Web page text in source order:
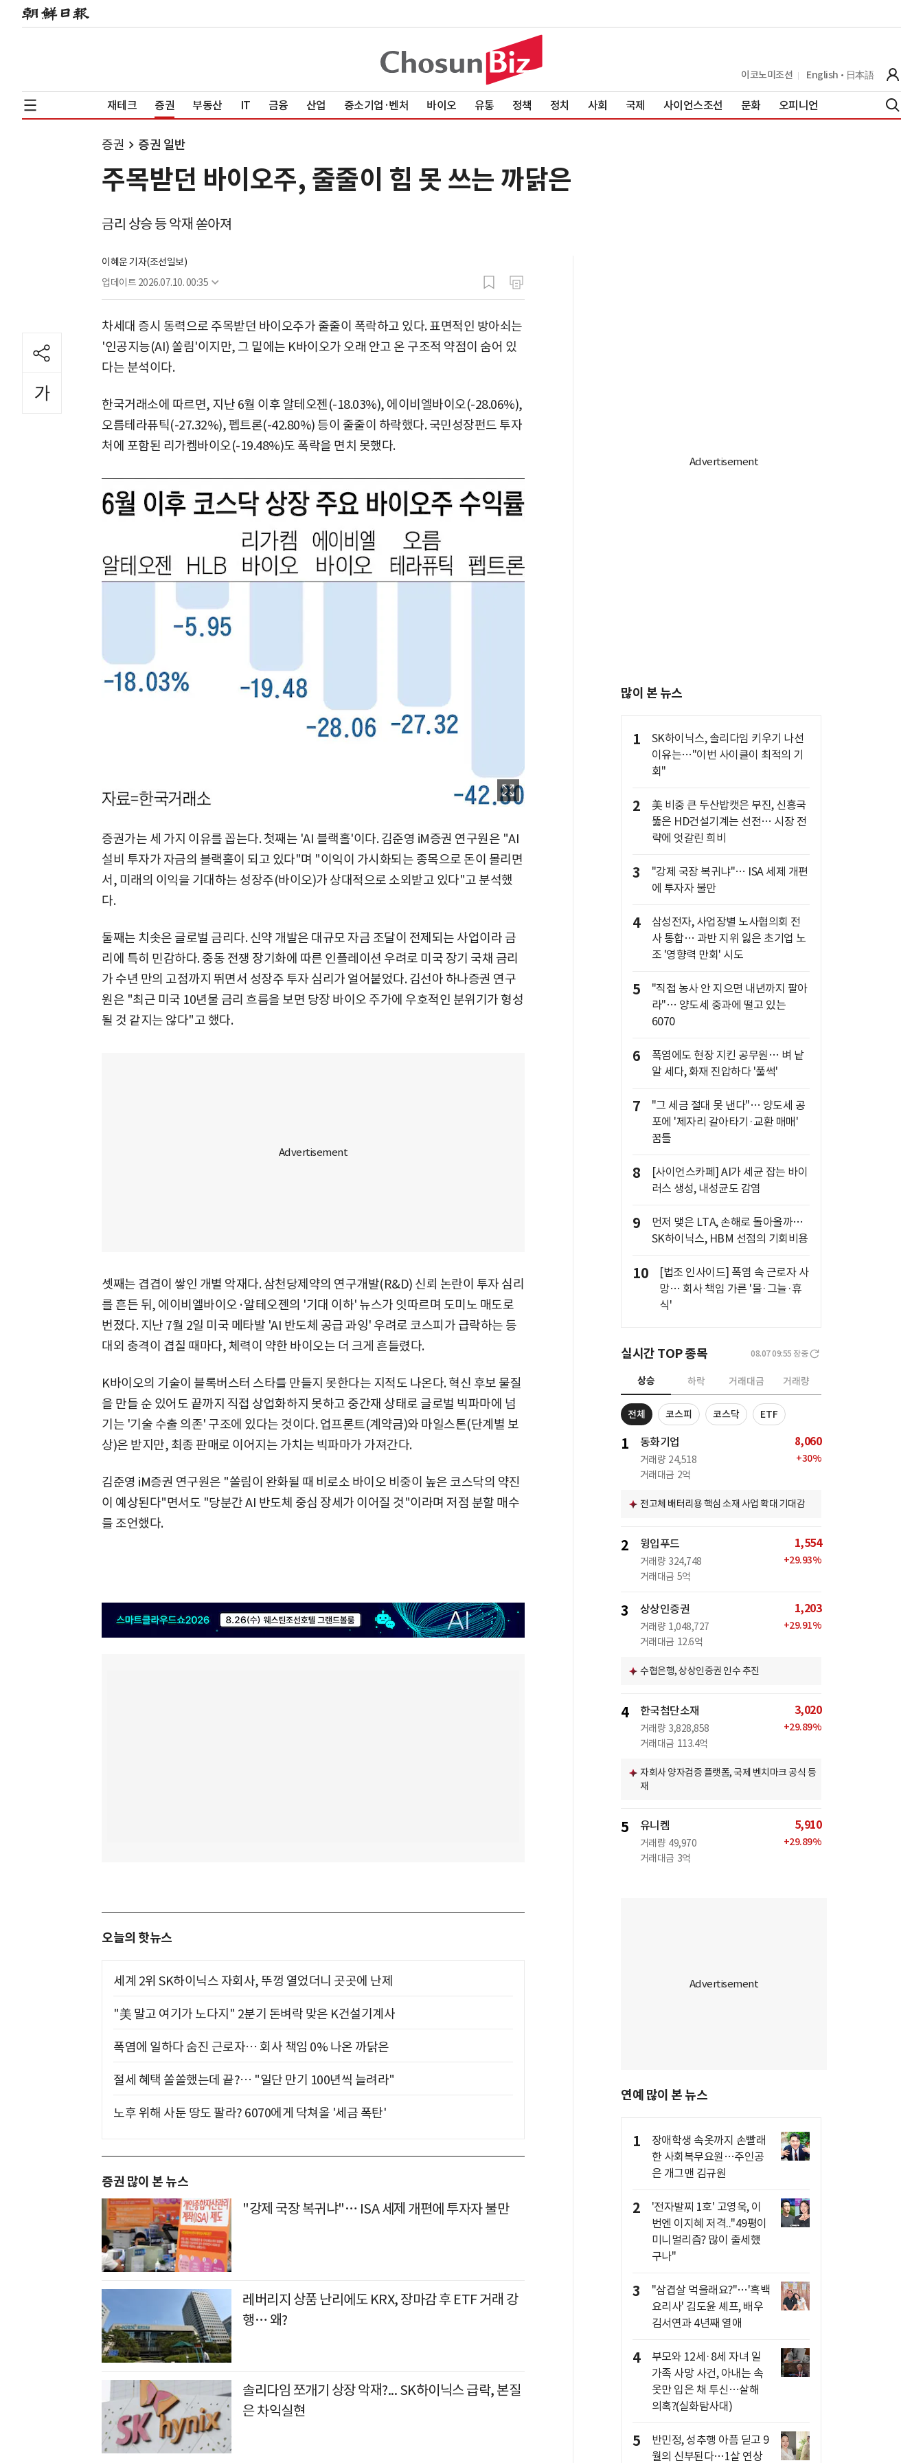
이코노미조선 English 日本語
재테크 증권 부동산 IT 금융 산업 중소기업·벤처 바이오 유통 정책 정치 사회 국제 사이언스조선 문화 오피니언
증권 증권 일반
주목받던 바이오주, 줄줄이 힘 못 쓰는 까닭은
금리 상승 등 악재 쏟아져
이혜운 기자(조선일보)
업데이트 2026.07.10. 00:35
차세대 증시 동력으로 주목받던 바이오주가 줄줄이 폭락하고 있다. 표면적인 방아쇠는
'인공지능(AI) 쏠림'이지만, 그 밑에는 K바이오가 오래 안고 온 구조적 약점이 숨어 있
다는 분석이다.
한국거래소에 따르면, 지난 6월 이후 알테오젠(-18.03%), 에이비엘바이오(-28.06%),
오름테라퓨틱(-27.32%), 펩트론(-42.80%) 등이 줄줄이 하락했다. 국민성장펀드 투자
처에 포함된 리가켐바이오(-19.48%)도 폭락을 면치 못했다.
증권가는 세 가지 이유를 꼽는다. 첫째는 'AI 블랙홀'이다. 김준영 iM증권 연구원은 "AI
설비 투자가 자금의 블랙홀이 되고 있다"며 "이익이 가시화되는 종목으로 돈이 몰리면
서, 미래의 이익을 기대하는 성장주(바이오)가 상대적으로 소외받고 있다"고 분석했
다.
둘째는 치솟은 글로벌 금리다. 신약 개발은 대규모 자금 조달이 전제되는 사업이라 금
리에 특히 민감하다. 중동 전쟁 장기화에 따른 인플레이션 우려로 미국 장기 국채 금리
가 수년 만의 고점까지 뛰면서 성장주 투자 심리가 얼어붙었다. 김선아 하나증권 연구
원은 "최근 미국 10년물 금리 흐름을 보면 당장 바이오 주가에 우호적인 분위기가 형성
될 것 같지는 않다"고 했다.
셋째는 겹겹이 쌓인 개별 악재다. 삼천당제약의 연구개발(R&D) 신뢰 논란이 투자 심리
를 흔든 뒤, 에이비엘바이오·알테오젠의 '기대 이하' 뉴스가 잇따르며 도미노 매도로
번졌다. 지난 7월 2일 미국 메타발 'AI 반도체 공급 과잉' 우려로 코스피가 급락하는 등
대외 충격이 겹칠 때마다, 체력이 약한 바이오는 더 크게 흔들렸다.
K바이오의 기술이 블록버스터 스타를 만들지 못한다는 지적도 나온다. 혁신 후보 물질
을 만들 순 있어도 끝까지 직접 상업화하지 못하고 중간재 상태로 글로벌 빅파마에 넘
기는 '기술 수출 의존' 구조에 있다는 것이다. 업프론트(계약금)와 마일스톤(단계별 보
상)은 받지만, 최종 판매로 이어지는 가치는 빅파마가 가져간다.
김준영 iM증권 연구원은 "쏠림이 완화될 때 비로소 바이오 비중이 높은 코스닥의 약진
이 예상된다"면서도 "당분간 AI 반도체 중심 장세가 이어질 것"이라며 저점 분할 매수
를 조언했다.
오늘의 핫뉴스
세계 2위 SK하이닉스 자회사, 뚜껑 열었더니 곳곳에 난제
"美 말고 여기가 노다지" 2분기 돈벼락 맞은 K건설기계사
폭염에 일하다 숨진 근로자… 회사 책임 0% 나온 까닭은
절세 혜택 쏠쏠했는데 끝?… "일단 만기 100년씩 늘려라"
노후 위해 사둔 땅도 팔라? 6070에게 닥쳐올 '세금 폭탄'
증권 많이 본 뉴스
"강제 국장 복귀냐"… ISA 세제 개편에 투자자 불만
레버리지 상품 난리에도 KRX, 장마감 후 ETF 거래 강
행… 왜?
솔리다임 쪼개기 상장 악재?... SK하이닉스 급락, 본질
은 차익실현
많이 본 뉴스
1
SK하이닉스, 솔리다임 키우기 나선
이유는…"이번 사이클이 최적의 기
회"
2
美 비중 큰 두산밥캣은 부진, 신흥국
뚫은 HD건설기계는 선전… 시장 전
략에 엇갈린 희비
3
"강제 국장 복귀냐"… ISA 세제 개편
에 투자자 불만
4
삼성전자, 사업장별 노사협의회 전
사 통합… 과반 지위 잃은 초기업 노
조 '영향력 만회' 시도
5
"직접 농사 안 지으면 내년까지 팔아
라"… 양도세 중과에 떨고 있는
6070
6
폭염에도 현장 지킨 공무원… 벼 낱
알 세다, 화재 진압하다 '풀썩'
7
"그 세금 절대 못 낸다"… 양도세 공
포에 '제자리 갈아타기·교환 매매'
꿈틀
8
[사이언스카페] AI가 세균 잡는 바이
러스 생성, 내성균도 감염
9
먼저 맺은 LTA, 손해로 돌아올까…
SK하이닉스, HBM 선점의 기회비용
10
[법조 인사이드] 폭염 속 근로자 사
망… 회사 책임 가른 '물·그늘·휴
식'
실시간 TOP 종목 08.07 09:55 장중
상승 하락 거래대금 거래량
전체 코스피 코스닥 ETF
1 동화기업
거래량 24,518
거래대금 2억
8,060
+30%
전고체 배터리용 핵심 소재 사업 확대 기대감
2 윙입푸드
거래량 324,748
거래대금 5억
1,554
+29.93%
3 상상인증권
거래량 1,048,727
거래대금 12.6억
1,203
+29.91%
수협은행, 상상인증권 인수 추진
4 한국첨단소재
거래량 3,828,858
거래대금 113.4억
3,020
+29.89%
자회사 양자검증 플랫폼, 국제 벤치마크 공식 등
재
5 유니켐
거래량 49,970
거래대금 3억
5,910
+29.89%
연예 많이 본 뉴스
1
장애학생 속옷까지 손빨래
한 사회복무요원…주인공
은 개그맨 김규원
2
'전자발찌 1호' 고영욱, 이
번엔 이지혜 저격.."49평이
미니멀리즘? 많이 출세했
구나"
3
"삼겹살 먹을래요?"…'흑백
요리사' 김도윤 셰프, 배우
김서연과 4년째 열애
4
부모와 12세·8세 자녀 일
가족 사망 사건, 아내는 속
옷만 입은 채 투신…살해
의혹?(실화탐사대)
5
반민정, 성추행 아픔 딛고 9
월의 신부된다…1살 연상